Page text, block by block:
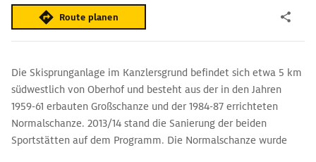
Route planen
Die Skisprunganlage im Kanzlersgrund befindet sich etwa 5 km
südwestlich von Oberhof und besteht aus der in den Jahren
1959-61 erbauten Großschanze und der 1984-87 errichteten
Normalschanze. 2013/14 stand die Sanierung der beiden
Sportstätten auf dem Programm. Die Normalschanze wurde